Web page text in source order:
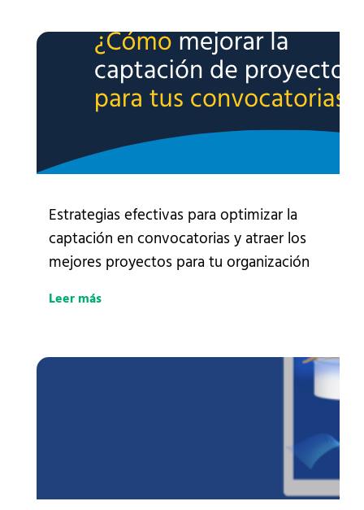
Estrategias efectivas para optimizar la
captación en convocatorias y atraer los
mejores proyectos para tu organización
Leer más